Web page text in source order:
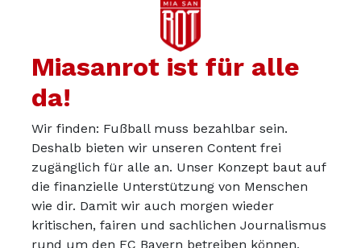
Über uns
Miasanrot ist für alle
da!
Wir finden: Fußball muss bezahlbar sein.
Deshalb bieten wir unseren Content frei
zugänglich für alle an. Unser Konzept baut auf
die finanzielle Unterstützung von Menschen
wie dir. Damit wir auch morgen wieder
kritischen, fairen und sachlichen Journalismus
rund um den FC Bayern betreiben können,